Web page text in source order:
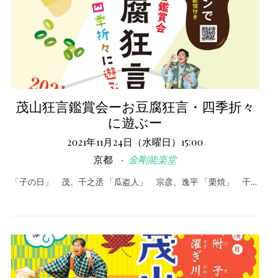
茂山狂言鑑賞会ーお豆腐狂言・四季折々
に遊ぶー
2021年11月24日（水曜日）15:00
京都
金剛能楽堂
「子の日」 茂、千之丞 「瓜盗人」 宗彦、逸平 「栗焼」 千…